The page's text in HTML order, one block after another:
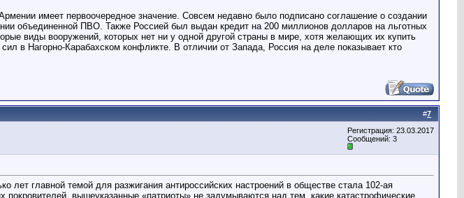
имеет первоочередное значение. Совсем недавно было подписано соглашение о создании
объединенной ПВО. Также Россией был выдан кредит на 200 миллионов долларов на льготных
виды вооружений, которых нет ни у одной другой страны в мире, хотя желающих их купить
в Нагорно-Карабахском конфликте. В отличии от Запада, Россия на деле показывает кто
#7
Регистрация: 23.03.2017
Сообщений: 3
лет главной темой для разжигания антироссийских настроений в обществе стала 102-ая
вышеуказанные «патриоты» не задумываются над тем, какие катастрофические